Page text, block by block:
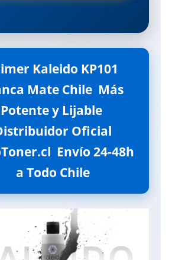
Kaleido KP101
Mate Chile  Más
Potente y Lijable 
Oficial
 Envío 24-48h
a Todo Chile